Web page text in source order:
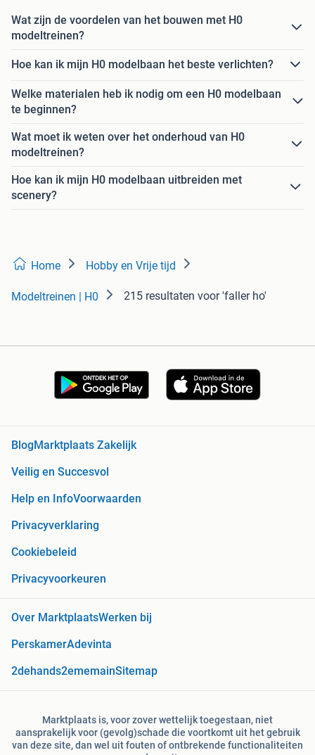
Wat zijn de voordelen van het bouwen met H0
modeltreinen?
Hoe kan ik mijn H0 modelbaan het beste verlichten?
Welke materialen heb ik nodig om een H0 modelbaan
te beginnen?
Wat moet ik weten over het onderhoud van H0
modeltreinen?
Hoe kan ik mijn H0 modelbaan uitbreiden met
scenery?
Home Hobby en Vrije tijd
Modeltreinen | H0 215 resultaten voor 'faller ho'
BlogMarktplaats Zakelijk
Veilig en Succesvol
Help en InfoVoorwaarden
Privacyverklaring
Cookiebeleid
Privacyvoorkeuren
Over MarktplaatsWerken bij
PerskamerAdevinta
2dehands2ememainSitemap
Marktplaats is, voor zover wettelijk toegestaan, niet
aansprakelijk voor (gevolg)schade die voortkomt uit het gebruik
van deze site, dan wel uit fouten of ontbrekende functionaliteiten